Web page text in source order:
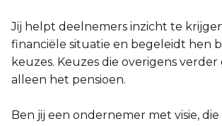
Jij helpt deelnemers inzicht te
financiële situatie en begeleidt hen
keuzes. Keuzes die overigens verder
alleen het pensioen.
Ben jij een ondernemer met visie,